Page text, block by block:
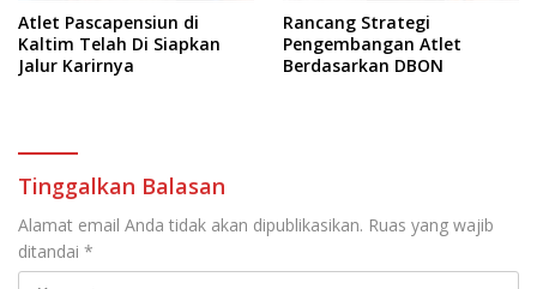
Atlet Pascapensiun di
Kaltim Telah Di Siapkan
Jalur Karirnya
Rancang Strategi
Pengembangan Atlet
Berdasarkan DBON
Tinggalkan Balasan
Alamat email Anda tidak akan dipublikasikan. Ruas yang wajib
ditandai *